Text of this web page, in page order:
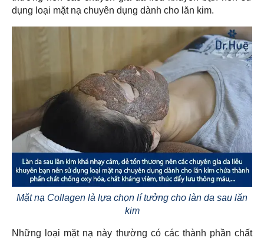
dụng loại mặt nạ chuyên dụng dành cho lăn kim.
Mặt nạ Collagen là lựa chọn lí tưởng cho làn da sau lăn
kim
Những loại mặt nạ này thường có các thành phần chất